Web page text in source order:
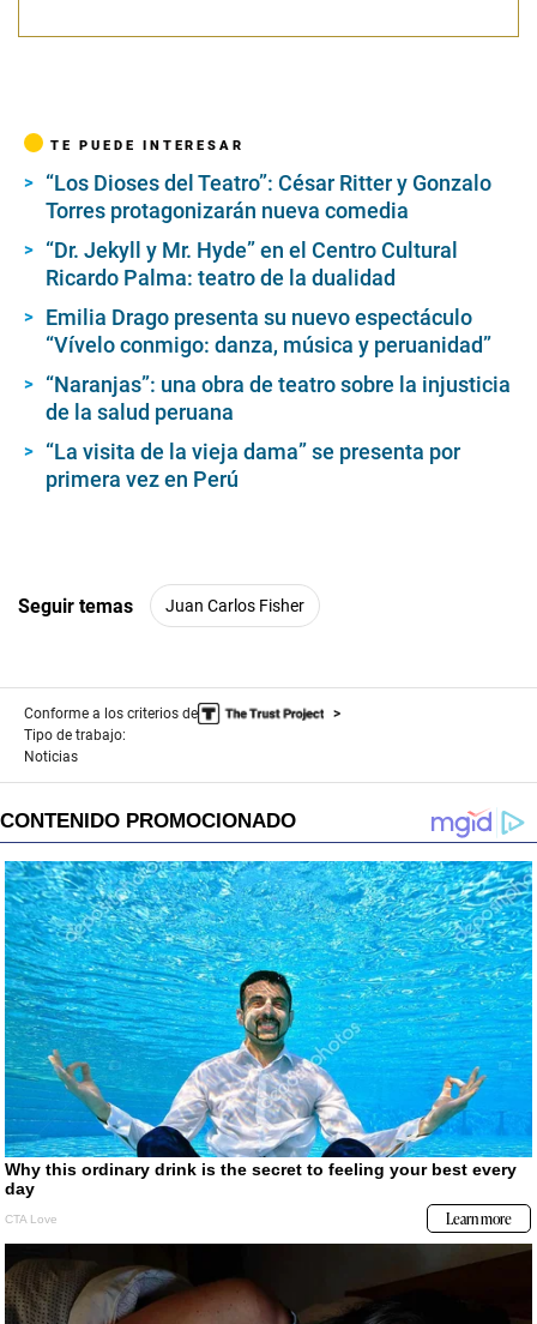
TE PUEDE INTERESAR
“Los Dioses del Teatro”: César Ritter y Gonzalo
Torres protagonizarán nueva comedia
“Dr. Jekyll y Mr. Hyde” en el Centro Cultural
Ricardo Palma: teatro de la dualidad
Emilia Drago presenta su nuevo espectáculo
“Vívelo conmigo: danza, música y peruanidad”
“Naranjas”: una obra de teatro sobre la injusticia
de la salud peruana
“La visita de la vieja dama” se presenta por
primera vez en Perú
Seguir temas Juan Carlos Fisher
Conforme a los criterios de
Tipo de trabajo:
Noticias